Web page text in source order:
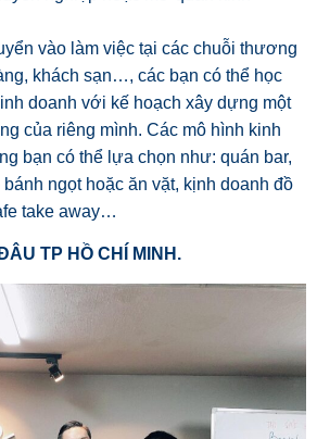
vào làm việc tại các chuỗi thương
khách sạn…, các bạn có thể học
doanh với kế hoạch xây dựng một
của riêng mình. Các mô hình kinh
bạn có thể lựa chọn như: quán bar,
ngọt hoặc ăn vặt, kịnh doanh đồ
take away…
TP HỒ CHÍ MINH.